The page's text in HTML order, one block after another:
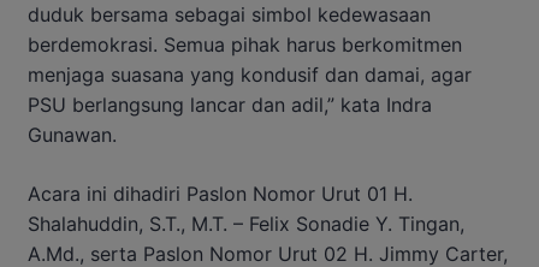
duduk bersama sebagai simbol kedewasaan
berdemokrasi. Semua pihak harus berkomitmen
menjaga suasana yang kondusif dan damai, agar
PSU berlangsung lancar dan adil,” kata Indra
Gunawan.
Acara ini dihadiri Paslon Nomor Urut 01 H.
Shalahuddin, S.T., M.T. – Felix Sonadie Y. Tingan,
A.Md., serta Paslon Nomor Urut 02 H. Jimmy Carter,